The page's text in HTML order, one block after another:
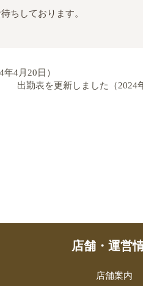
ちしております。
4月20日）
出勤表を更新しました（2024
店舗・運営
店舗案内